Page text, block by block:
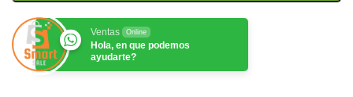
Ventas Online
Hola, en que podemos
ayudarte?